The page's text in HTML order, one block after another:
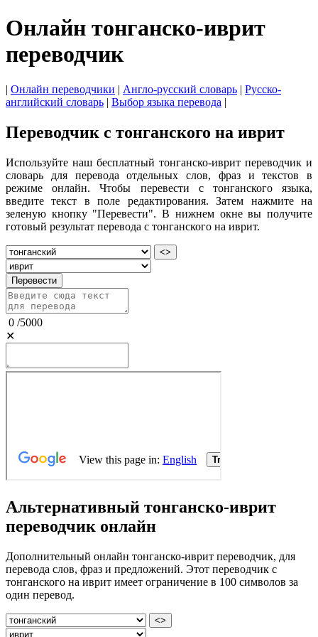
Онлайн тонганско-иврит
переводчик
| Онлайн переводчики | Англо-русский словарь | Русско-
английский словарь | Выбор языка перевода |
Переводчик с тонганского на иврит
Используйте наш бесплатный тонганско-иврит переводчик и
словарь для перевода отдельных слов, фраз и текстов в
режиме онлайн. Чтобы перевести с тонганского языка,
введите текст в поле редактирования. Затем нажмите на
зеленую кнопку "Перевести". В нижнем окне вы получите
готовый результат перевода с тонганского на иврит.
<>
Перевести
0 /5000
✕
Альтернативный тонганско-иврит
переводчик онлайн
Дополнительный онлайн тонганско-иврит переводчик, для
перевода слов, фраз и предложений. Этот переводчик с
тонганского на иврит имеет ограничение в 100 символов за
один перевод.
<>